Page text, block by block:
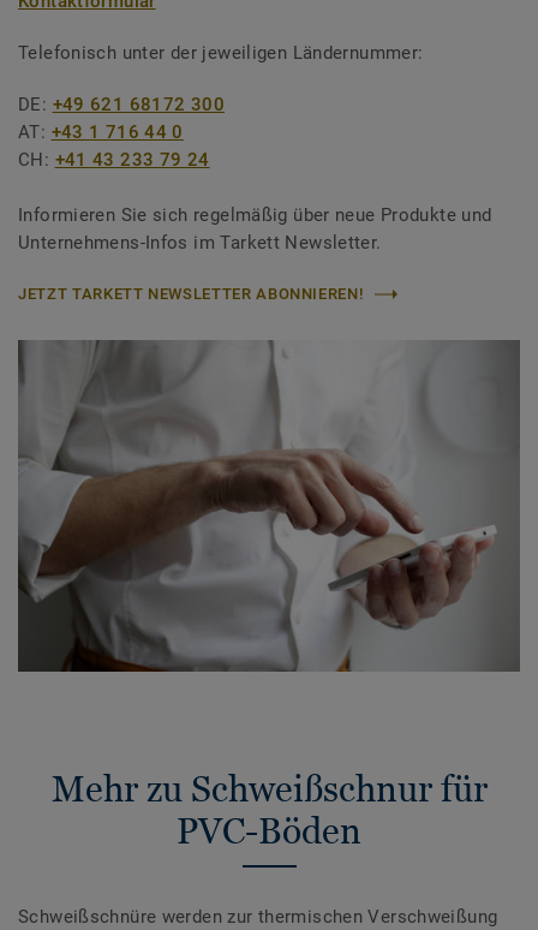
Telefonisch unter der jeweiligen Ländernummer:
DE: +49 621 68172 300
AT: +43 1 716 44 0
CH: +41 43 233 79 24
Informieren Sie sich regelmäßig über neue Produkte und
Unternehmens-Infos im Tarkett Newsletter.
JETZT TARKETT NEWSLETTER ABONNIEREN!
Mehr zu Schweißschnur für
PVC-Böden
Schweißschnüre werden zur thermischen Verschweißung